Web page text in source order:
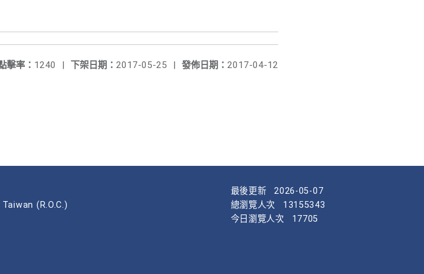
發佈日期： 2017-04-12
下架日期： 2017-05-25 |
擊率： 1240 |
(R.O.C.)
最後更新
2026-05-07
總瀏覽人次
13155343
今日瀏覽人次
17705